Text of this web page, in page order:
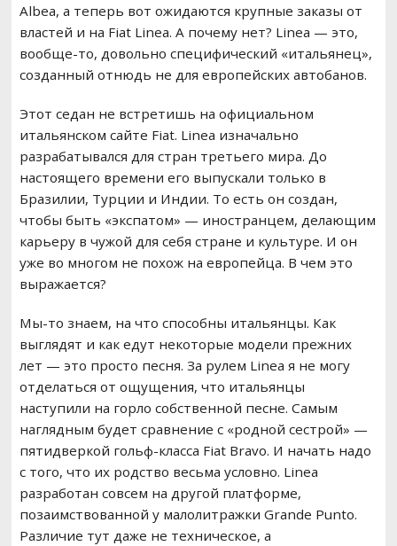
Albea, а теперь вот ожидаются крупные заказы от
властей и на Fiat Linea. А почему нет? Linea — это,
вообще-то, довольно специфический «итальянец»,
созданный отнюдь не для европейских автобанов.
Этот седан не встретишь на официальном
итальянском сайте Fiat. Linea изначально
разрабатывался для стран третьего мира. До
настоящего времени его выпускали только в
Бразилии, Турции и Индии. То есть он создан,
чтобы быть «экспатом» — иностранцем, делающим
карьеру в чужой для себя стране и культуре. И он
уже во многом не похож на европейца. В чем это
выражается?
Мы-то знаем, на что способны итальянцы. Как
выглядят и как едут некоторые модели прежних
лет — это просто песня. За рулем Linea я не могу
отделаться от ощущения, что итальянцы
наступили на горло собственной песне. Самым
наглядным будет сравнение с «родной сестрой» —
пятидверкой гольф-класса Fiat Bravo. И начать надо
с того, что их родство весьма условно. Linea
разработан совсем на другой платформе,
позаимствованной у малолитражки Grande Punto.
Различие тут даже не техническое, а